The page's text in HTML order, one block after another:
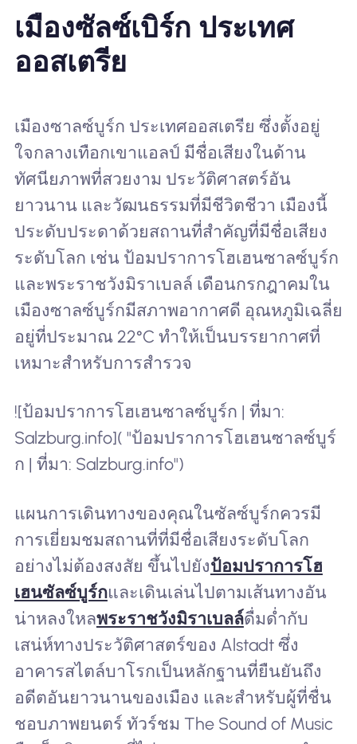
เมืองซัลซ์เบิร์ก ประเทศ
ออสเตรีย
เมืองซาลซ์บูร์ก ประเทศออสเตรีย ซึ่งตั้งอยู่
ใจกลางเทือกเขาแอลป์ มีชื่อเสียงในด้าน
ทัศนียภาพที่สวยงาม ประวัติศาสตร์อัน
ยาวนาน และวัฒนธรรมที่มีชีวิตชีวา เมืองนี้
ประดับประดาด้วยสถานที่สำคัญที่มีชื่อเสียง
ระดับโลก เช่น ป้อมปราการโฮเฮนซาลซ์บูร์ก
และพระราชวังมิราเบลล์ เดือนกรกฎาคมใน
เมืองซาลซ์บูร์กมีสภาพอากาศดี อุณหภูมิเฉลี่ย
อยู่ที่ประมาณ 22°C ทำให้เป็นบรรยากาศที่
เหมาะสำหรับการสำรวจ
![ป้อมปราการโฮเฮนซาลซ์บูร์ก | ที่มา:
Salzburg.info]( "ป้อมปราการโฮเฮนซาลซ์บูร์
ก | ที่มา: Salzburg.info")
แผนการเดินทางของคุณในซัลซ์บูร์กควรมี
การเยี่ยมชมสถานที่ที่มีชื่อเสียงระดับโลก
อย่างไม่ต้องสงสัย ขึ้นไปยังป้อมปราการโฮ
เฮนซัลซ์บูร์กและเดินเล่นไปตามเส้นทางอัน
น่าหลงใหลพระราชวังมิราเบลล์ดื่มด่ำกับ
เสน่ห์ทางประวัติศาสตร์ของ Alstadt ซึ่ง
อาคารสไตล์บาโรกเป็นหลักฐานที่ยืนยันถึง
อดีตอันยาวนานของเมือง และสำหรับผู้ที่ชื่น
ชอบภาพยนตร์ ทัวร์ชม The Sound of Music